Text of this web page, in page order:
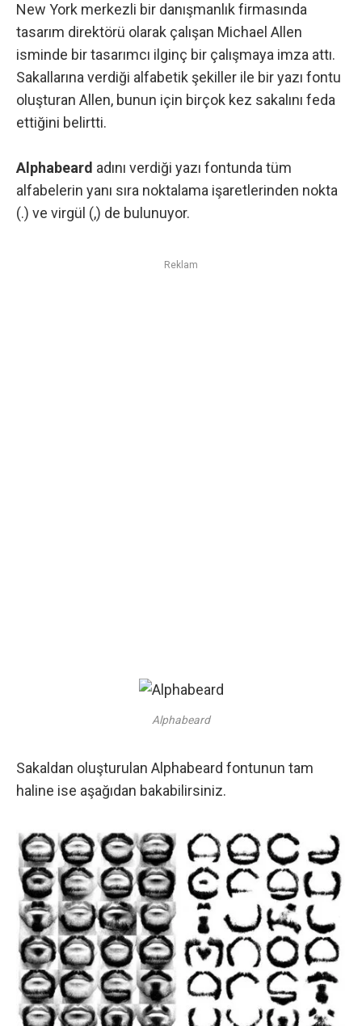
New York merkezli bir danışmanlık firmasında
tasarım direktörü olarak çalışan Michael Allen
isminde bir tasarımcı ilginç bir çalışmaya imza attı.
Sakallarına verdiği alfabetik şekiller ile bir yazı fontu
oluşturan Allen, bunun için birçok kez sakalını feda
ettiğini belirtti.
Alphabeard adını verdiği yazı fontunda tüm
alfabelerin yanı sıra noktalama işaretlerinden nokta
(.) ve virgül (,) de bulunuyor.
Reklam
Alphabeard
Sakaldan oluşturulan Alphabeard fontunun tam
haline ise aşağıdan bakabilirsiniz.